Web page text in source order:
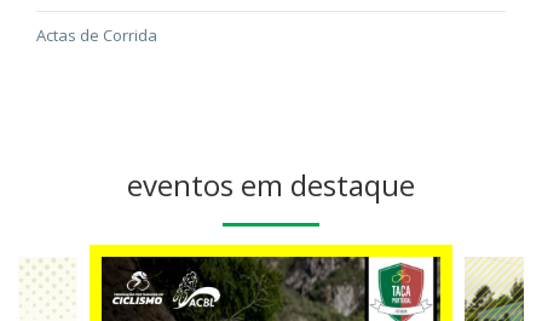
Actas de Corrida
eventos em destaque